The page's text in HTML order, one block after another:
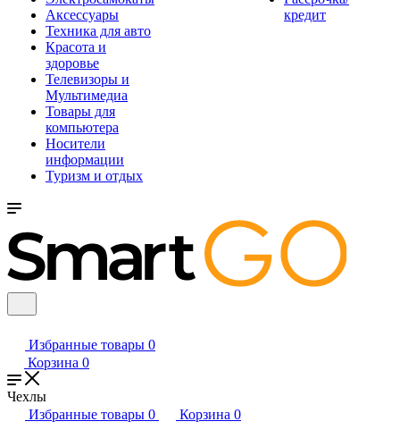
Аксессуары
Техника для авто
Красота и
здоровье
Телевизоры и
Мультимедиа
Товары для
компьютера
Носители
информации
Туризм и отдых
кредит
Избранные товары 0
Корзина 0
Чехлы
Избранные товары 0 Корзина 0